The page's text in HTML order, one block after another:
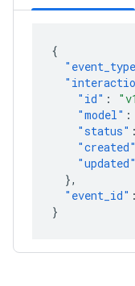
{
"id" :
"model" :
"status" :
"created"
"updated"
},
"event_id" :
}